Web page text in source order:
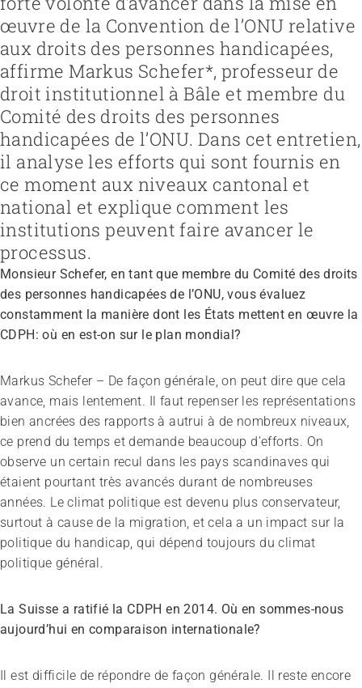
Recruter et diriger du personnel
Organiser le travail et construire la culture d’entreprise
Gérer l'entreprise et appliquer la loi
Garantir la sécurité
Régler le financement
Développer des offres
Promouvoir des offres
Promouvoir la durabilité
Organiser des achats
Favoriser l'intégration professionnelle
Travailler avec les proches
Accompagner la fin de vie
Organiser les transitions
Renforcer l’autodétermination
Aborder les questions de santé
Protéger l'intégrité
Accompagner en cas de démence
Promouvoir la santé mentale
Fédération
Équipe
Travailler chez ARTISET
Affiliation
Vision, mission, valeurs
Politiques publiques & Prises de position
Travail en réseaux
Projets
œuvre de la Convention de l’ONU relative
aux droits des personnes handicapées,
affirme Markus Schefer*, professeur de
droit institutionnel à Bâle et membre du
Comité des droits des personnes
handicapées de l’ONU. Dans cet entretien,
il analyse les efforts qui sont fournis en
ce moment aux niveaux cantonal et
national et explique comment les
institutions peuvent faire avancer le
processus.
Monsieur Schefer, en tant que membre du Comité des droits
des personnes handicapées de l’ONU, vous évaluez
constamment la manière dont les États mettent en œuvre la
CDPH: où en est-on sur le plan mondial?
Markus Schefer – De façon générale, on peut dire que cela
avance, mais lentement. Il faut repenser les représentations
bien ancrées des rapports à autrui à de nombreux niveaux,
ce prend du temps et demande beaucoup d’efforts. On
observe un certain recul dans les pays scandinaves qui
étaient pourtant très avancés durant de nombreuses
années. Le climat politique est devenu plus conservateur,
surtout à cause de la migration, et cela a un impact sur la
politique du handicap, qui dépend toujours du climat
politique général.
La Suisse a ratifié la CDPH en 2014. Où en sommes-nous
aujourd’hui en comparaison internationale?
Il est difficile de répondre de façon générale. Il reste encore